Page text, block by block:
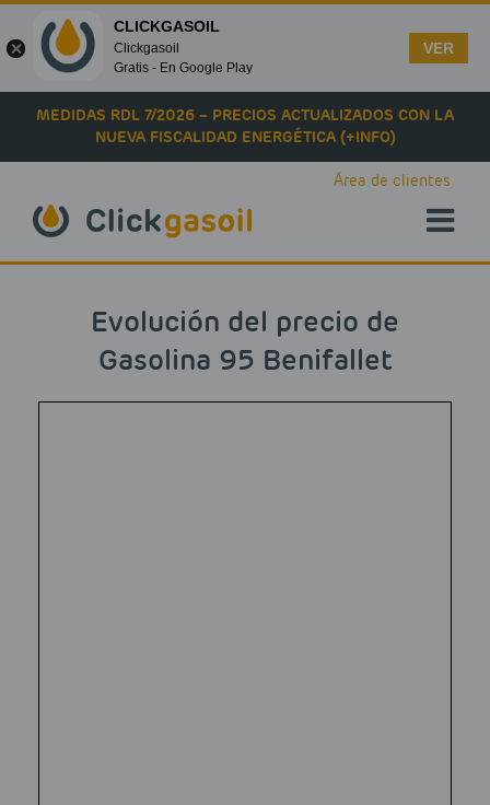
Skip to main content
MEDIDAS RDL 7/2026 – PRECIOS ACTUALIZADOS CON LA
NUEVA FISCALIDAD ENERGÉTICA (+INFO)
Área de clientes
Evolución del precio de
Gasolina 95 Benifallet
CLICKGASOIL
Clickgasoil
Gratis - En Google Play
VER